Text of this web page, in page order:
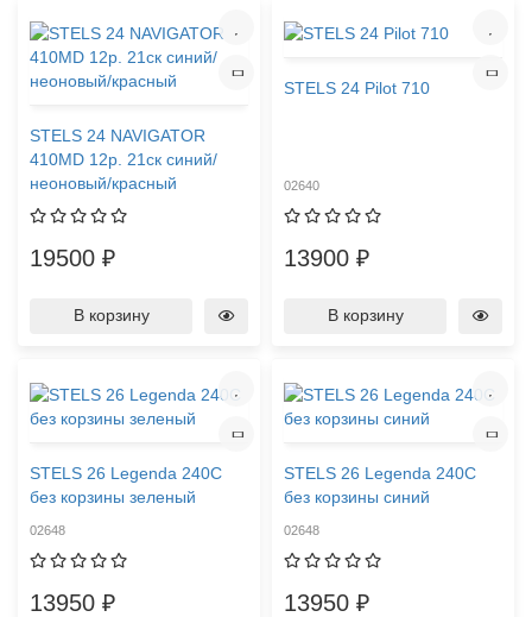
STELS 24 NAVIGATOR
410MD 12р. 21ск синий/
неоновый/красный
19500 ₽
В корзину
STELS 24 Pilot 710
02640
13900 ₽
В корзину
STELS 26 Legenda 240C
без корзины зеленый
02648
13950 ₽
STELS 26 Legenda 240C
без корзины синий
02648
13950 ₽